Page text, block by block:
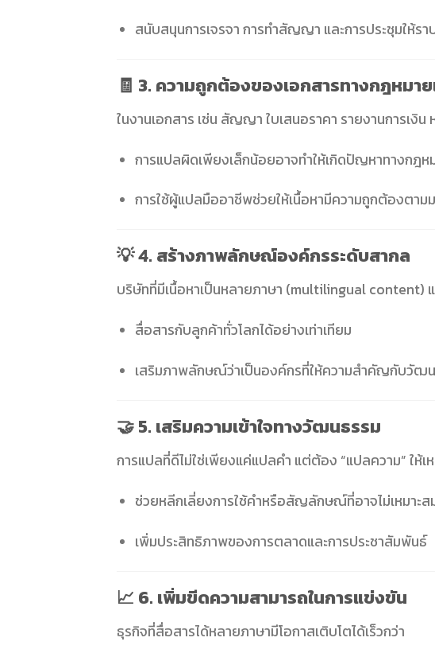
สนับสนุนการเจรจา การทำสัญญา และการประชุมให้รา
🧾 3. ความถูกต้องของเอกสารทางกฎหมา
ในงานเอกสาร เช่น สัญญา ใบเสนอราคา รายงานการเงิน
การแปลผิดเพียงเล็กน้อยอาจทำให้เกิดปัญหาทางกฎห
การใช้ผู้แปลมืออาชีพช่วยให้เนื้อหามีความถูกต้องตาม
💡 4. สร้างภาพลักษณ์องค์กรระดับสากล
บริษัทที่มีเนื้อหาเป็นหลายภาษา (multilingual content)
สื่อสารกับลูกค้าทั่วโลกได้อย่างเท่าเทียม
เสริมภาพลักษณ์ว่าเป็นองค์กรที่ให้ความสำคัญกับวัฒ
🤝 5. เสริมความเข้าใจทางวัฒนธรรม
การแปลที่ดีไม่ใช่เพียงแค่แปลคำ แต่ต้อง “แปลความ” ให้
ช่วยหลีกเลี่ยงการใช้คำหรือสัญลักษณ์ที่อาจไม่เหมาะส
เพิ่มประสิทธิภาพของการตลาดและการประชาสัมพันธ์
📈 6. เพิ่มขีดความสามารถในการแข่งขัน
ธุรกิจที่สื่อสารได้หลายภาษามีโอกาสเติบโตได้เร็วกว่า